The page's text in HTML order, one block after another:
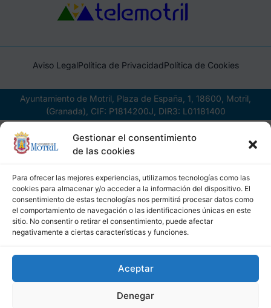
Gestionar el consentimiento
de las cookies
Para ofrecer las mejores experiencias, utilizamos tecnologías como las
cookies para almacenar y/o acceder a la información del dispositivo. El
consentimiento de estas tecnologías nos permitirá procesar datos como
el comportamiento de navegación o las identificaciones únicas en este
sitio. No consentir o retirar el consentimiento, puede afectar
negativamente a ciertas características y funciones.
Aceptar
Denegar
Aviso LegalPolítica de PrivacidadPolítica de Cookies
Ayuntamiento de Motril, Plaza de España, 1, 18600, Motril,
(Granada), CIF: P1814200J, DIR3: L01181400